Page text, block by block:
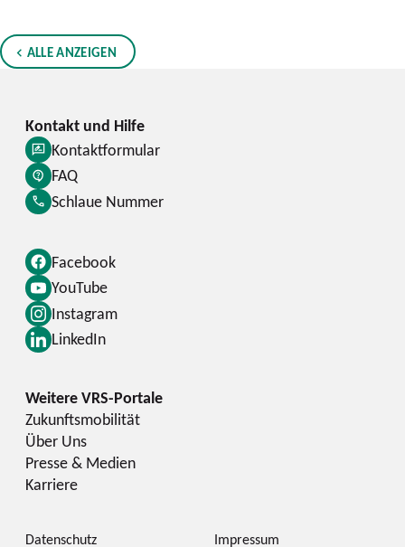
ALLE ANZEIGEN
Facebook
YouTube
Instagram
LinkedIn
Kontaktformular
FAQ
Schlaue Nummer
Zukunftsmobilität
Über Uns
Presse & Medien
Karriere
Datenschutz Impressum